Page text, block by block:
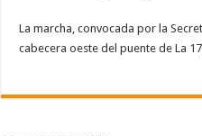
La marcha, convocada por la
cabecera oeste del puente de La